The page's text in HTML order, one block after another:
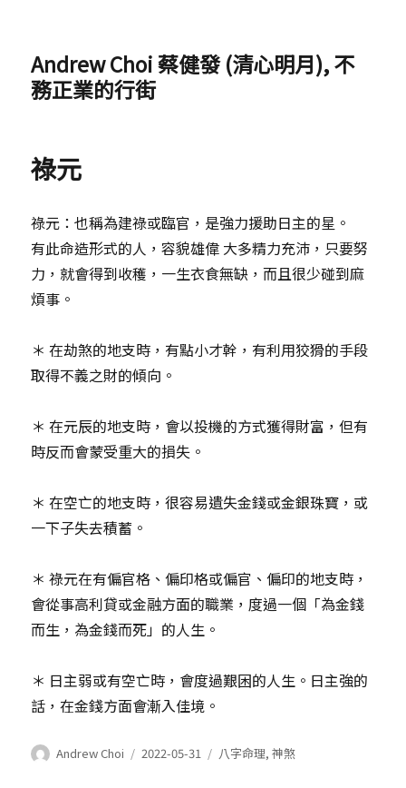
Andrew Choi 蔡健發 (清心明月), 不
務正業的行街
祿元
祿元：也稱為建祿或臨官，是強力援助日主的星。
有此命造形式的人，容貌雄偉 大多精力充沛，只要努
力，就會得到收穫，一生衣食無缺，而且很少碰到麻
煩事。
＊ 在劫煞的地支時，有點小才幹，有利用狡猾的手段
取得不義之財的傾向。
＊ 在元辰的地支時，會以投機的方式獲得財富，但有
時反而會蒙受重大的損失。
＊ 在空亡的地支時，很容易遺失金錢或金銀珠寶，或
一下子失去積蓄。
＊ 祿元在有偏官格、偏印格或偏官、偏印的地支時，
會從事高利貸或金融方面的職業，度過一個「為金錢
而生，為金錢而死」的人生。
＊ 日主弱或有空亡時，會度過艱困的人生。日主強的
話，在金錢方面會漸入佳境。
作
Andrew Choi
發
2022-05-31
分
八字命理,神煞